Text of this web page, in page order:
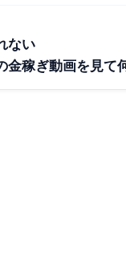
ない
金稼ぎ動画を見て